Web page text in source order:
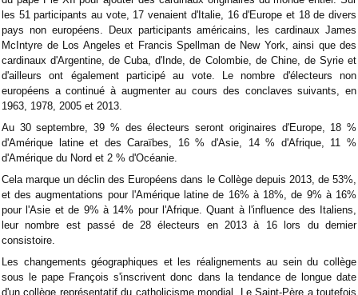
les 51 participants au vote, 17 venaient d'Italie, 16 d'Europe et 18 de divers
pays non européens. Deux participants américains, les cardinaux James
McIntyre de Los Angeles et Francis Spellman de New York, ainsi que des
cardinaux d'Argentine, de Cuba, d'Inde, de Colombie, de Chine, de Syrie et
d'ailleurs ont également participé au vote. Le nombre d'électeurs non
européens a continué à augmenter au cours des conclaves suivants, en
1963, 1978, 2005 et 2013.
Au 30 septembre, 39 % des électeurs seront originaires d'Europe, 18 %
d'Amérique latine et des Caraïbes, 16 % d'Asie, 14 % d'Afrique, 11 %
d'Amérique du Nord et 2 % d'Océanie.
Cela marque un déclin des Européens dans le Collège depuis 2013, de 53%,
et des augmentations pour l'Amérique latine de 16% à 18%, de 9% à 16%
pour l'Asie et de 9% à 14% pour l'Afrique. Quant à l'influence des Italiens,
leur nombre est passé de 28 électeurs en 2013 à 16 lors du dernier
consistoire.
Les changements géographiques et les réalignements au sein du collège
sous le pape François s'inscrivent donc dans la tendance de longue date
d'un collège représentatif du catholicisme mondial. Le Saint-Père a toutefois